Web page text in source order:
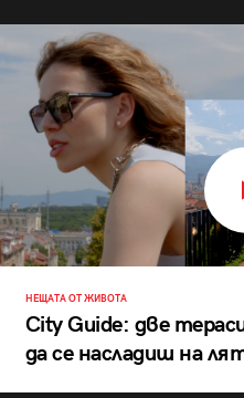
НЕЩАТА ОТ ЖИВОТА
City Guide: две
да се насладиш на